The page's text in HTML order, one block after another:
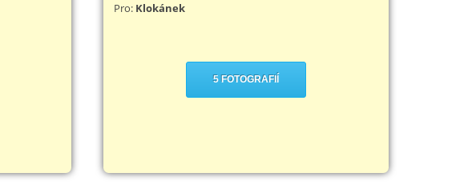
Pro: Klokánek
5 FOTOGRAFIÍ